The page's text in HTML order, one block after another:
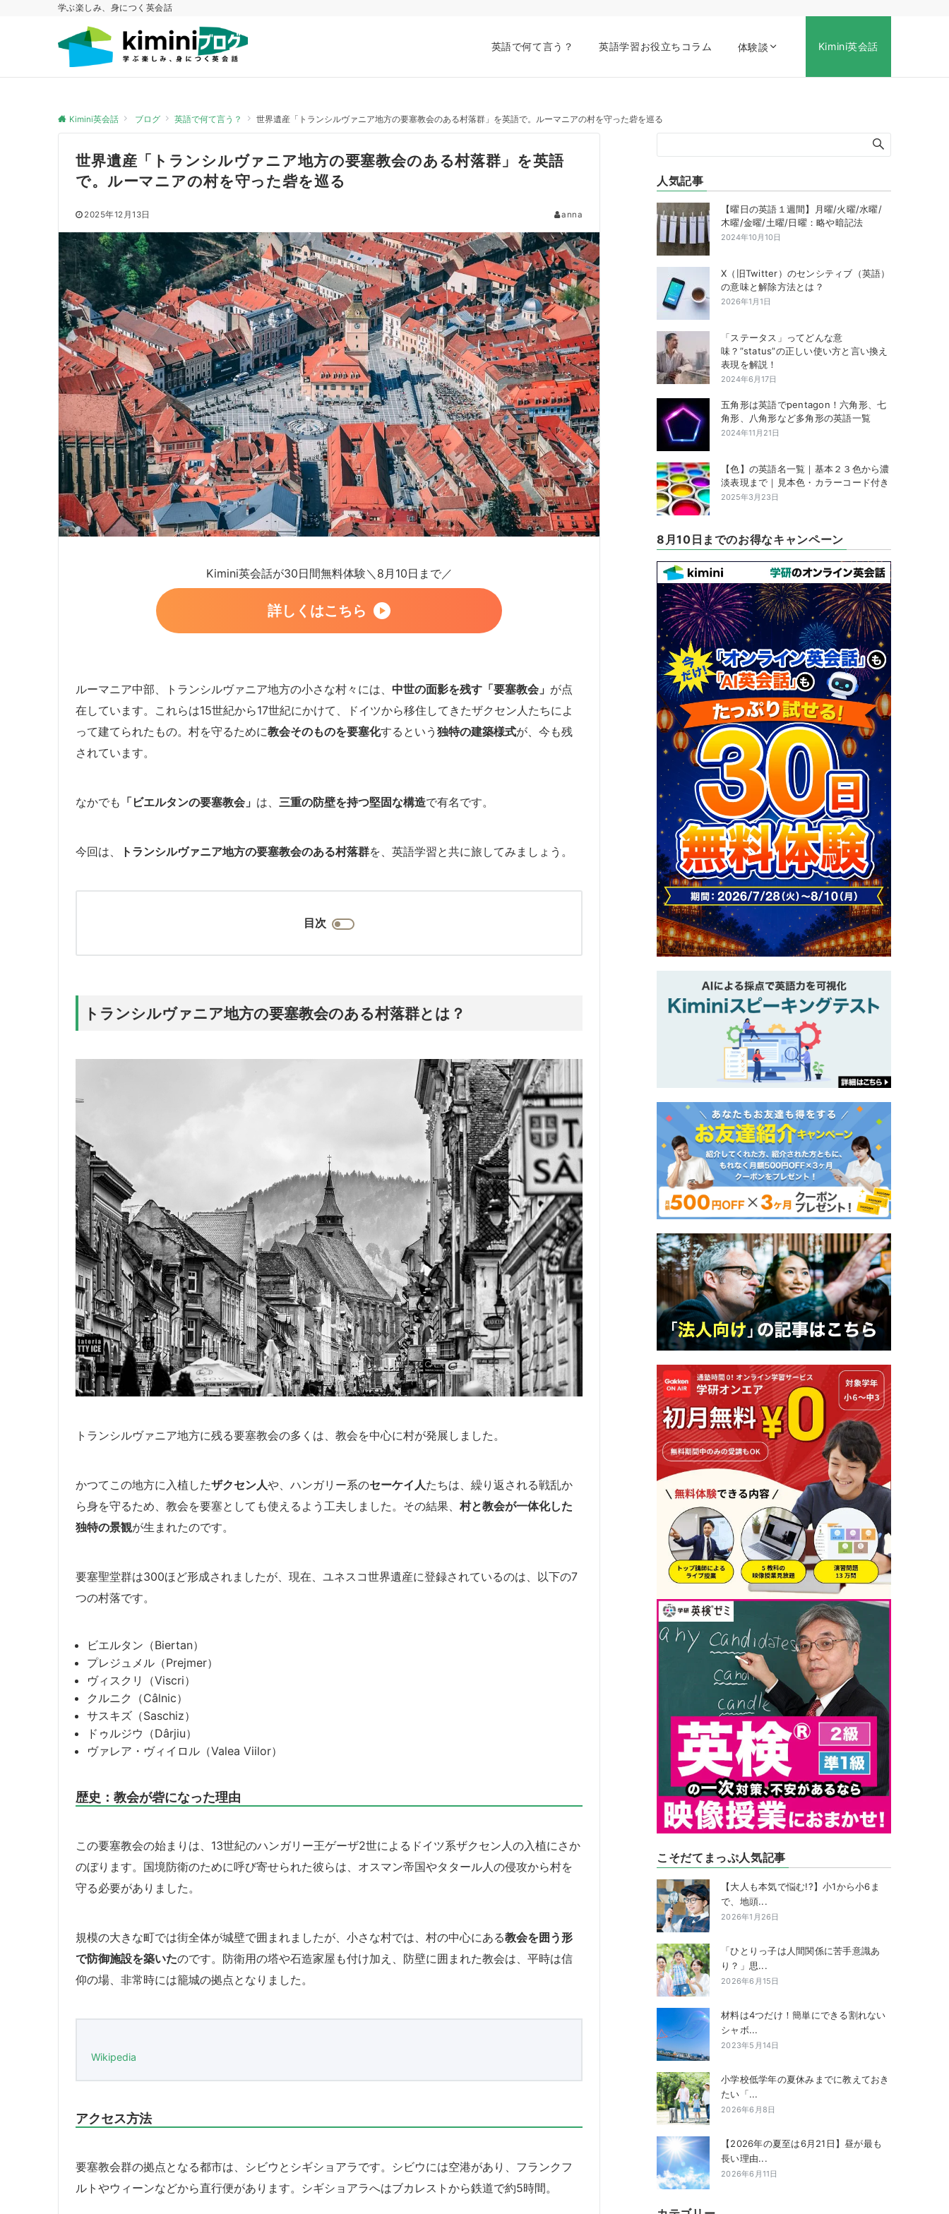
学ぶ楽しみ、身につく英会話
英語で何て言う？ 英語学習お役立ちコラム 体験談 Kimini英会話
Kimini英会話 ブログ 英語で何て言う？ 世界遺産「トランシルヴァニア地方の要塞教会のある村落群」を英語で。ルーマニアの村を守った砦を巡る
世界遺産「トランシルヴァニア地方の要塞教会のある村落群」を英語
で。ルーマニアの村を守った砦を巡る
2025年12月13日 anna
Kimini英会話が30日間無料体験＼8月10日まで／
詳しくはこちら
ルーマニア中部、トランシルヴァニア地方の小さな村々には、 中世の面影を残す「要塞教会」 が点
在しています。これらは15世紀から17世紀にかけて、ドイツから移住してきたザクセン人たちによ
って建てられたもの。村を守るために教会そのものを要塞化するという 独特の建築様式が、今も残
されています。
なかでも 「ビエルタンの要塞教会」 は、 三重の防壁を持つ堅固な構造で有名です。
今回は、 トランシルヴァニア地方の要塞教会のある村落群を、英語学習と共に旅してみましょう。
目次
トランシルヴァニア地方の要塞教会のある村落群とは？
トランシルヴァニア地方に残る要塞教会の多くは、教会を中心に村が発展しました。
かつてこの地方に入植したザクセン人や、ハンガリー系のセーケイ人たちは、繰り返される戦乱か
ら身を守るため、教会を要塞としても使えるよう工夫しました。その結果、 村と教会が一体化した
独特の景観が生まれたのです。
要塞聖堂群は300ほど形成されましたが、現在、ユネスコ世界遺産に登録されているのは、以下の7
つの村落です。
ビエルタン（Biertan）
プレジュメル（Prejmer）
ヴィスクリ（Viscri）
クルニク（Câlnic）
サスキズ（Saschiz）
ドゥルジウ（Dârjiu）
ヴァレア・ヴィイロル（Valea Viilor）
歴史：教会が砦になった理由
この要塞教会の始まりは、13世紀のハンガリー王ゲーザ2世によるドイツ系ザクセン人の入植にさか
のぼります。国境防衛のために呼び寄せられた彼らは、オスマン帝国やタタール人の侵攻から村を
守る必要がありました。
規模の大きな町では街全体が城壁で囲まれましたが、小さな村では、村の中心にある教会を囲う形
で防御施設を築いたのです。防衛用の塔や石造家屋も付け加え、防壁に囲まれた教会は、平時は信
仰の場、非常時には籠城の拠点となりました。
Wikipedia
アクセス方法
要塞教会群の拠点となる都市は、シビウとシギショアラです。シビウには空港があり、フランクフ
ルトやウィーンなどから直行便があります。シギショアラへはブカレストから鉄道で約5時間。
人気記事
【曜日の英語１週間】月曜/火曜/水曜/
木曜/金曜/土曜/日曜：略や暗記法
2024年10月10日
X（旧Twitter）のセンシティブ（英語）
の意味と解除方法とは？
2026年1月1日
「ステータス」ってどんな意
味？”status”の正しい使い方と言い換え
表現を解説！
2024年6月17日
五角形は英語でpentagon！六角形、七
角形、八角形など多角形の英語一覧
2024年11月21日
【色】の英語名一覧｜基本２３色から濃
淡表現まで｜見本色・カラーコード付き
2025年3月23日
8月10日までのお得なキャンペーン
こそだてまっぷ人気記事
【大人も本気で悩む!?】小1から小6ま
で、地頭...
2026年1月26日
「ひとりっ子は人間関係に苦手意識あ
り？」思...
2026年6月15日
材料は4つだけ！簡単にできる割れない
シャボ...
2023年5月14日
小学校低学年の夏休みまでに教えておき
たい「...
2026年6月8日
【2026年の夏至は6月21日】昼が最も
長い理由...
2026年6月11日